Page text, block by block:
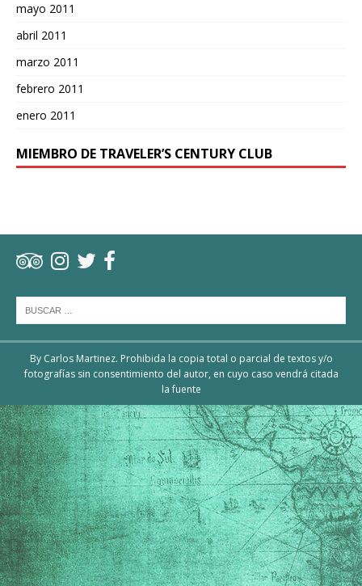
mayo 2011
abril 2011
marzo 2011
febrero 2011
enero 2011
MIEMBRO DE TRAVELER’S CENTURY CLUB
By Carlos Martinez. Prohibida la copia total o parcial de textos y/o
fotografías sin consentimiento del autor, en cuyo caso vendrá citada
la fuente